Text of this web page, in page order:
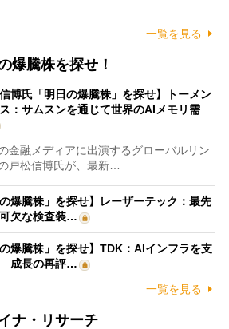
一覧を見る
爆騰株を探せ！
信博氏「明日の爆騰株」を探せ】トーメン
：サムスンを通じて世界のAIメモリ需
金融メディアに出演するグローバルリン
戸松信博氏が、最新…
爆騰株」を探せ】レーザーテック：最先
欠な検査装…
爆騰株」を探せ】TDK：AIインフラを支
成長の再評…
一覧を見る
ナ・リサーチ